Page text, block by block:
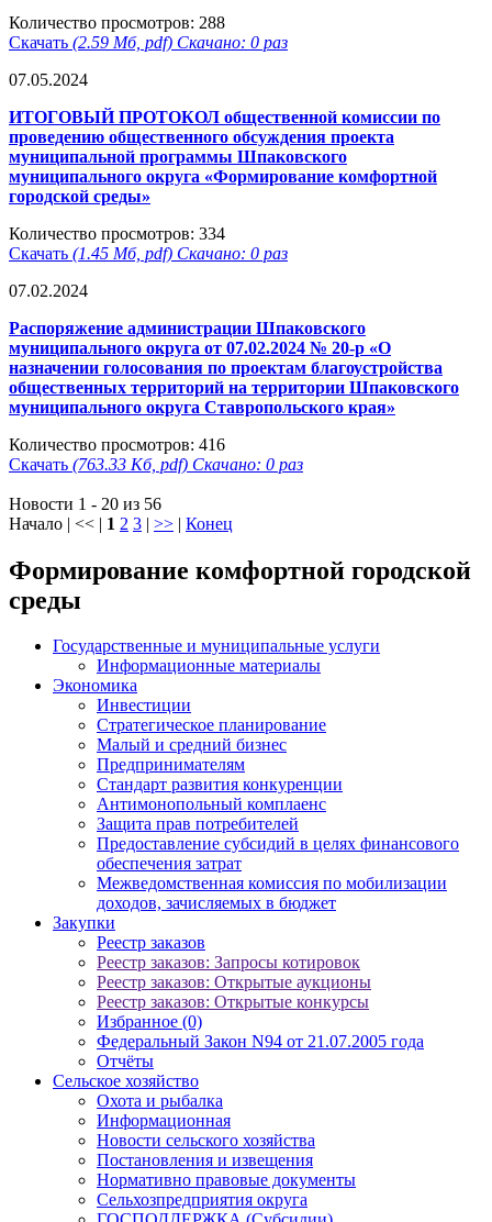
Количество просмотров: 288
Скачать (2.59 Мб, pdf) Скачано: 0 раз
07.05.2024
ИТОГОВЫЙ ПРОТОКОЛ общественной комиссии по
проведению общественного обсуждения проекта
муниципальной программы Шпаковского
муниципального округа «Формирование комфортной
городской среды»
Количество просмотров: 334
Скачать (1.45 Мб, pdf) Скачано: 0 раз
07.02.2024
Распоряжение администрации Шпаковского
муниципального округа от 07.02.2024 № 20-р «О
назначении голосования по проектам благоустройства
общественных территорий на территории Шпаковского
муниципального округа Ставропольского края»
Количество просмотров: 416
Скачать (763.33 Кб, pdf) Скачано: 0 раз
Новости 1 - 20 из 56
Начало | << | 1 2 3 | >> | Конец
Формирование комфортной городской
среды
Государственные и муниципальные услуги
Информационные материалы
Экономика
Инвестиции
Стратегическое планирование
Малый и средний бизнес
Предпринимателям
Стандарт развития конкуренции
Антимонопольный комплаенс
Защита прав потребителей
Предоставление субсидий в целях финансового
обеспечения затрат
Межведомственная комиссия по мобилизации
доходов, зачисляемых в бюджет
Закупки
Реестр заказов
Реестр заказов: Запросы котировок
Реестр заказов: Открытые аукционы
Реестр заказов: Открытые конкурсы
Избранное (0)
Федеральный Закон N94 от 21.07.2005 года
Отчёты
Сельское хозяйство
Охота и рыбалка
Информационная
Новости сельского хозяйства
Постановления и извещения
Нормативно правовые документы
Сельхозпредприятия округа